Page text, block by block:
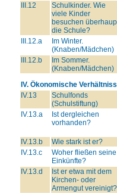
III.12
Schulkinder. Wie
viele Kinder
besuchen
die Schule?
III.12.a
Im Winter.
(Knaben/Mädchen)
III.12.b
Im Sommer.
(Knaben/Mädchen)
IV. Ökonomische
IV.13
Schulfonds
(Schulstiftung)
IV.13.a
Ist dergleichen
vorhanden?
IV.13.b
Wie stark ist er?
IV.13.c
Woher fließen seine
Einkünfte?
IV.13.d
Ist er etwa mit dem
Kirchen- oder
Armengut vereinigt?